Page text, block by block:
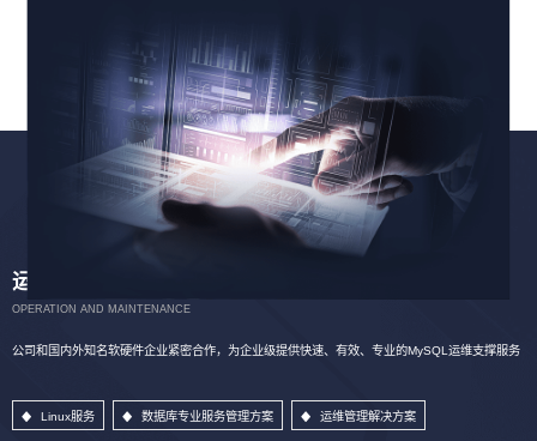
运维服务
OPERATION AND MAINTENANCE
公司和国内外知名软硬件企业紧密合作，为企业级提供快速、有效、专业的MySQL运维支撑服务
Linux服务 数据库专业服务管理方案 运维管理解决方案